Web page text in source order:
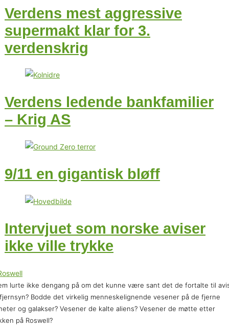
Verdens mest aggressive
supermakt klar for 3.
verdenskrig
Verdens ledende bankfamilier
– Krig AS
9/11 en gigantisk bløff
Intervjuet som norske aviser
ikke ville trykke
lurte ikke dengang på om det kunne være sant det de fortalte til
Bodde det virkelig menneskelignende vesener på de fjerne
og galakser? Vesener de kalte aliens? Vesener de møtte etter
på Roswell?